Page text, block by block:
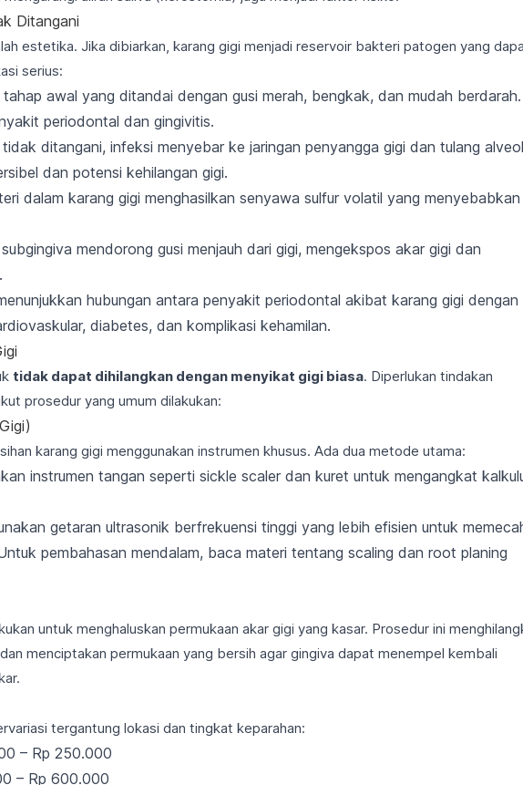
Ditangani
estetika. Jika dibiarkan, karang gigi menjadi reservoir bakteri patogen yang
serius:
awal yang ditandai dengan gusi merah, bengkak, dan mudah berdarah.
periodontal dan gingivitis.
ditangani, infeksi menyebar ke jaringan penyangga gigi dan tulang
dan potensi kehilangan gigi.
dalam karang gigi menghasilkan senyawa sulfur volatil yang menyebabkan
mendorong gusi menjauh dari gigi, mengekspos akar gigi dan
.
hubungan antara penyakit periodontal akibat karang gigi dengan
diabetes, dan komplikasi kehamilan.
tidak dapat dihilangkan dengan menyikat gigi biasa. Diperlukan tindakan
prosedur yang umum dilakukan:
karang gigi menggunakan instrumen khusus. Ada dua metode utama:
instrumen tangan seperti sickle scaler dan kuret untuk mengangkat
getaran ultrasonik berfrekuensi tinggi yang lebih efisien untuk
pembahasan mendalam, baca materi tentang scaling dan root planing
untuk menghaluskan permukaan akar gigi yang kasar. Prosedur ini
menciptakan permukaan yang bersih agar gingiva dapat menempel kembali
tergantung lokasi dan tingkat keparahan:
– Rp 250.000
– Rp 600.000